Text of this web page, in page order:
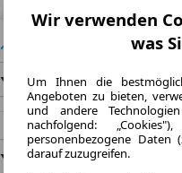
LEASING
Wir verwenden
was
Um Ihnen die
Angeboten zu bieten,
und andere
nachfolgend:
personenbezogene Daten
darauf zuzugreifen.